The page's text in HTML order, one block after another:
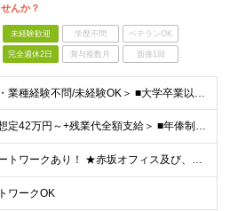
せんか？
未経験歓迎 学歴不問 ベテランOK
完全週休2日 賞与複数月 面接1回
＜業界・業種経験不問/未経験OK＞ ■大学卒業以上 ＜経験者枠での採用も行っています！＞ ■学歴不問 ■コンサルタントとしての経験をお持ちの方 →IT業界や製造業での経験があれば歓迎します ＜求め
＜月収想定42万円～+残業代全額支給＞ ■年俸制(12分割)： 504万円～900万円 ※経験・スキルを考慮し決定します ※残業代は別途支給します ※試用期間6カ月あり（給与・待遇・雇用形態に差異はあ
★リモートワークあり！ ★赤坂オフィス及び、東京都内の各プロジェクト先にて勤務していただきます ■赤坂オフィス 東京都港区元赤坂1丁目3-13 赤坂センタービルディング15階 ※転居を伴う転勤なし
ワークOK